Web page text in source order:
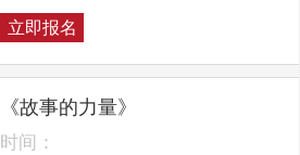
立即报名
《故事的力量》
时间：